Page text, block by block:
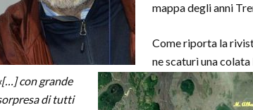
mappa degli anni
Come riporta la
ne scaturì una colata
con grande
di tutti